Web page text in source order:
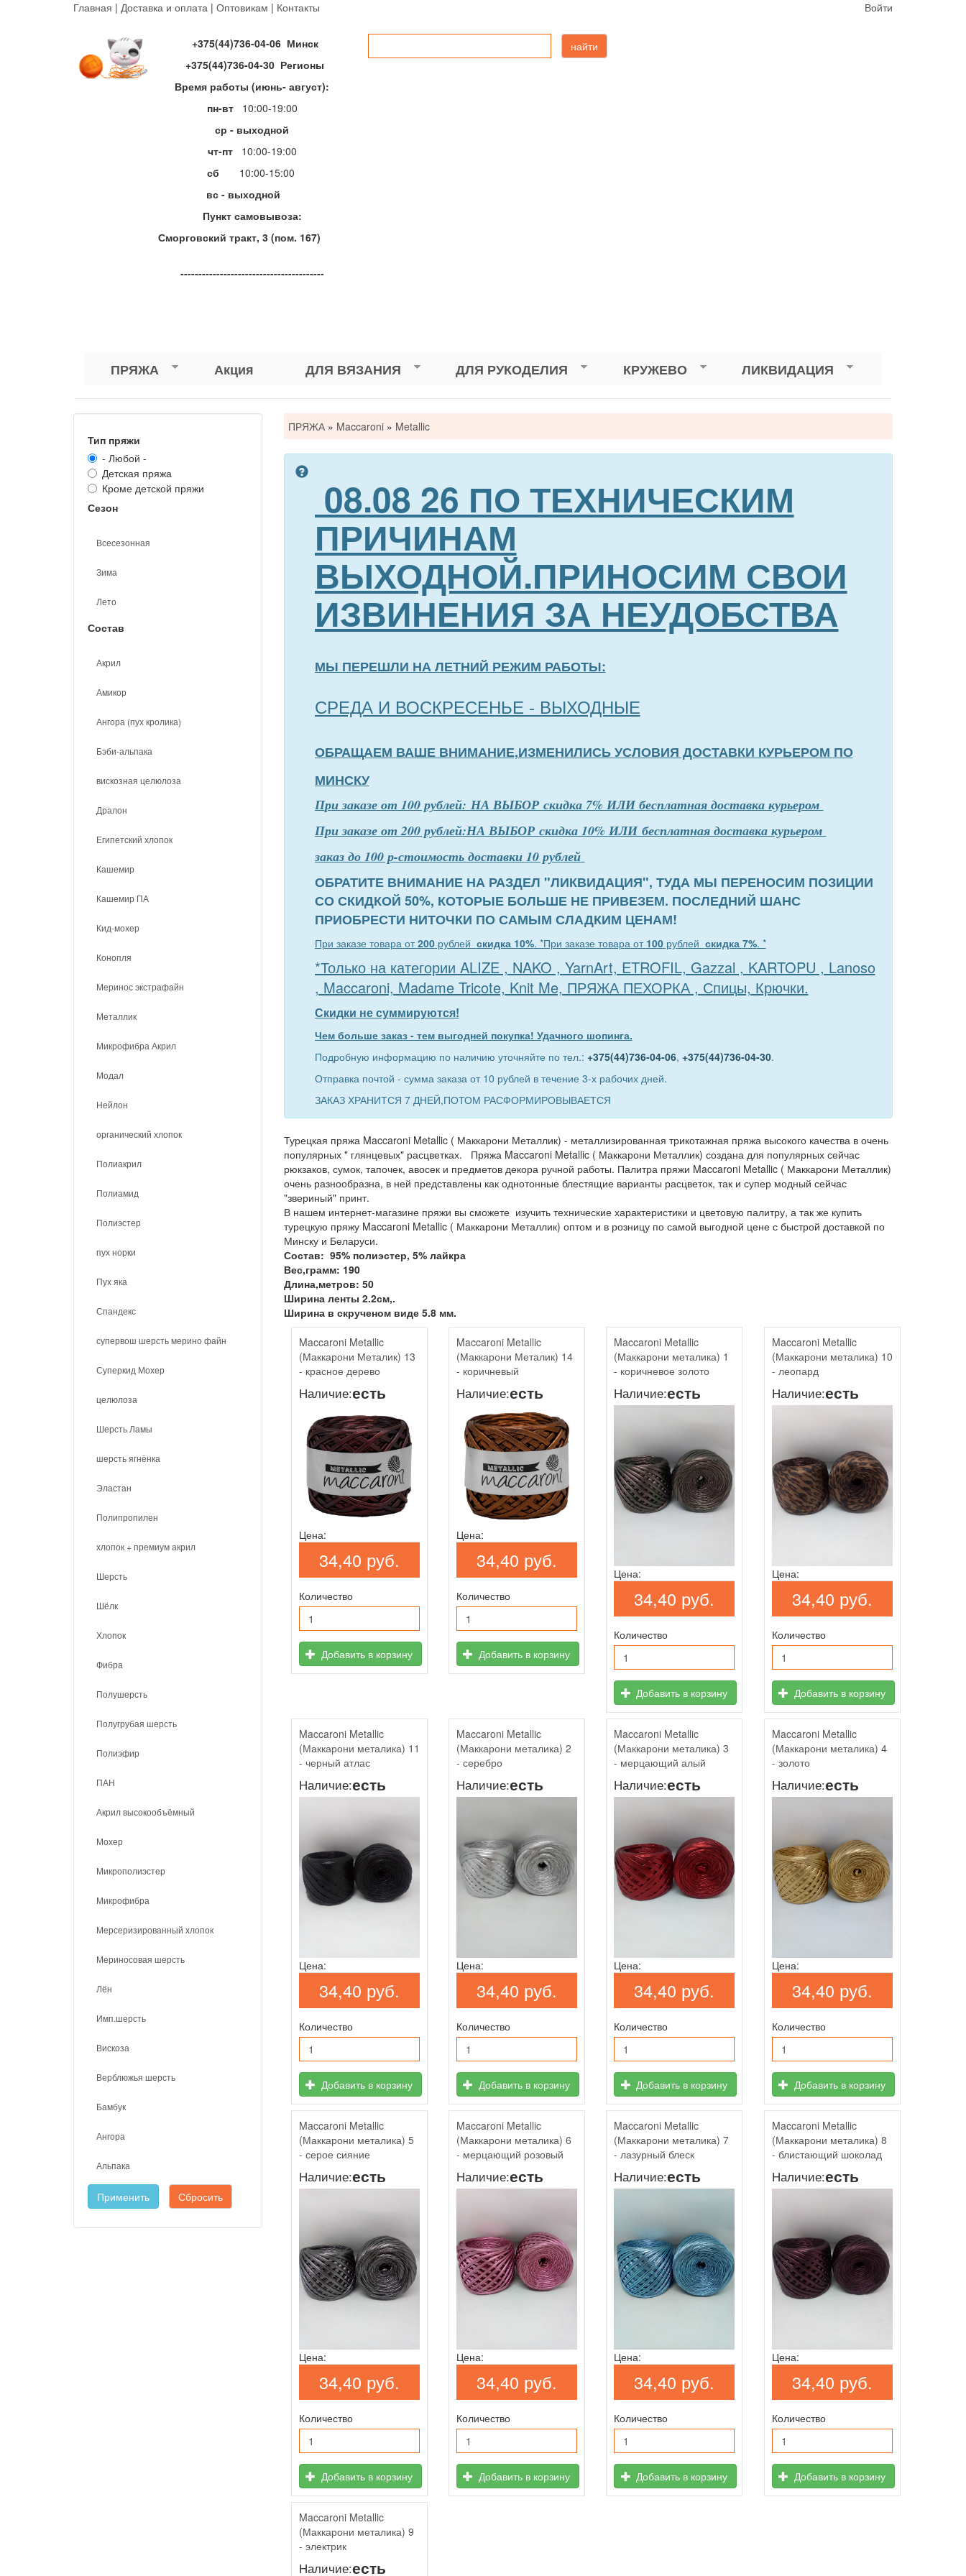
Главная | Доставка и оплата | Оптовикам | Контакты Войти
+375(44)736-04-06 Минск
+375(44)736-04-30 Регионы
Время работы (июнь- август):
пн-вт
10:00-19:00
ср - выходной
чт-пт 10:00-19:00
сб
10:00-15:00
вс - выходной
Пункт самовывоза:
Сморговский тракт, 3 (пом. 167)
----------------------------------------
найти
ПРЯЖА Акция ДЛЯ ВЯЗАНИЯ ДЛЯ РУКОДЕЛИЯ КРУЖЕВО ЛИКВИДАЦИЯ
Тип пряжи
- Любой -
Детская пряжа
Кроме детской пряжи
Сезон
Всесезонная
Зима
Лето
Состав
Акрил
Амикор
Ангора (пух кролика)
Бэби-альпака
вискозная целюлоза
Дралон
Египетский хлопок
Кашемир
Кашемир ПА
Кид-мохер
Конопля
Меринос экстрафайн
Металлик
Микрофибра Акрил
Модал
Нейлон
органический хлопок
Полиакрил
Полиамид
Полиэстер
пух норки
Пух яка
Спандекс
супервош шерсть мерино файн
Суперкид Мохер
целюлоза
Шерсть Ламы
шерсть ягнёнка
Эластан
Полипропилен
хлопок + премиум акрил
Шерсть
Шёлк
Хлопок
Фибра
Полушерсть
Полугрубая шерсть
Полиэфир
ПАН
Акрил высокообъёмный
Мохер
Микрополиэстер
Микрофибра
Мерсеризированный хлопок
Мериносовая шерсть
Лён
Имп.шерсть
Вискоза
Верблюжья шерсть
Бамбук
Ангора
Альпака
Применить Сбросить
Вы
здесь
ПРЯЖА » Maccaroni » Metallic
08.08 26 ПО ТЕХНИЧЕСКИМ
ПРИЧИНАМ
ВЫХОДНОЙ.ПРИНОСИМ СВОИ
ИЗВИНЕНИЯ ЗА НЕУДОБСТВА
МЫ ПЕРЕШЛИ НА ЛЕТНИЙ РЕЖИМ РАБОТЫ:
СРЕДА И ВОСКРЕСЕНЬЕ - ВЫХОДНЫЕ
ОБРАЩАЕМ ВАШЕ ВНИМАНИЕ,ИЗМЕНИЛИСЬ УСЛОВИЯ ДОСТАВКИ КУРЬЕРОМ ПО
МИНСКУ
При заказе от 100 рублей: НА ВЫБОР скидка 7% ИЛИ бесплатная доставка курьером
При заказе от 200 рублей:НА ВЫБОР скидка 10% ИЛИ бесплатная доставка курьером
заказ до 100 р-стоимость доставки 10 рублей
ОБРАТИТЕ ВНИМАНИЕ НА РАЗДЕЛ "ЛИКВИДАЦИЯ", ТУДА МЫ ПЕРЕНОСИМ ПОЗИЦИИ
СО СКИДКОЙ 50%, КОТОРЫЕ БОЛЬШЕ НЕ ПРИВЕЗЕМ. ПОСЛЕДНИЙ ШАНС
ПРИОБРЕСТИ НИТОЧКИ ПО САМЫМ СЛАДКИМ ЦЕНАМ!
При заказе товара от200рублей скидка 10%. *При заказе товара от 100рублей скидка 7%. *
*Только на категории ALIZE , NAKO , YarnArt, ETROFIL, Gazzal , KARTOPU , Lanoso
, Maccaroni, Madame Tricote, Knit Me, ПРЯЖА ПЕХОРКА , Спицы, Крючки.
Скидки не суммируются!
Чем больше заказ - тем выгодней покупка! Удачного шопинга.
Подробную информацию по наличию уточняйте по тел.: +375(44)736-04-06, +375(44)736-04-30.
Отправка почтой - сумма заказа от 10 рублей в течение 3-х рабочих дней.
ЗАКАЗ ХРАНИТСЯ 7 ДНЕЙ,ПОТОМ РАСФОРМИРОВЫВАЕТСЯ
Турецкая пряжа Maccaroni Metallic ( Маккарони Металлик) - металлизированная трикотажная пряжа высокого качества в очень
популярных " глянцевых" расцветках. Пряжа Maccaroni Metallic ( Маккарони Металлик) создана для популярных сейчас
рюкзаков, сумок, тапочек, авосек и предметов декора ручной работы. Палитра пряжи Maccaroni Metallic ( Маккарони Металлик)
очень разнообразна, в ней представлены как однотонные блестящие варианты расцветок, так и супер модный сейчас
"звериный" принт.
В нашем интернет-магазине пряжи вы сможете изучить технические характеристики и цветовую палитру, а так же купить
турецкую пряжу Maccaroni Metallic ( Маккарони Металлик) оптом и в розницу по самой выгодной цене с быстрой доставкой по
Минску и Беларуси.
Состав: 95% полиэстер, 5% лайкра
Вес,грамм: 190
Длина,метров: 50
Ширина ленты 2.2см,.
Ширина в скрученом виде 5.8 мм.
Maccaroni Metallic
(Маккарони Металик) 13
- красное дерево
Наличие:есть
Цена:
34,40 руб.
Количество
Добавить в корзину
Maccaroni Metallic
(Маккарони Металик) 14
- коричневый
Наличие:есть
Цена:
34,40 руб.
Количество
Добавить в корзину
Maccaroni Metallic
(Маккарони металика) 1
- коричневое золото
Наличие:есть
Цена:
34,40 руб.
Количество
Добавить в корзину
Maccaroni Metallic
(Маккарони металика) 10
- леопард
Наличие:есть
Цена:
34,40 руб.
Количество
Добавить в корзину
Maccaroni Metallic
(Маккарони металика) 11
- черный атлас
Наличие:есть
Цена:
34,40 руб.
Количество
Добавить в корзину
Maccaroni Metallic
(Маккарони металика) 2
- серебро
Наличие:есть
Цена:
34,40 руб.
Количество
Добавить в корзину
Maccaroni Metallic
(Маккарони металика) 3
- мерцающий алый
Наличие:есть
Цена:
34,40 руб.
Количество
Добавить в корзину
Maccaroni Metallic
(Маккарони металика) 4
- золото
Наличие:есть
Цена:
34,40 руб.
Количество
Добавить в корзину
Maccaroni Metallic
(Маккарони металика) 5
- серое сияние
Наличие:есть
Цена:
34,40 руб.
Количество
Добавить в корзину
Maccaroni Metallic
(Маккарони металика) 6
- мерцающий розовый
Наличие:есть
Цена:
34,40 руб.
Количество
Добавить в корзину
Maccaroni Metallic
(Маккарони металика) 7
- лазурный блеск
Наличие:есть
Цена:
34,40 руб.
Количество
Добавить в корзину
Maccaroni Metallic
(Маккарони металика) 8
- блистающий шоколад
Наличие:есть
Цена:
34,40 руб.
Количество
Добавить в корзину
Maccaroni Metallic
(Маккарони металика) 9
- электрик
Наличие:есть